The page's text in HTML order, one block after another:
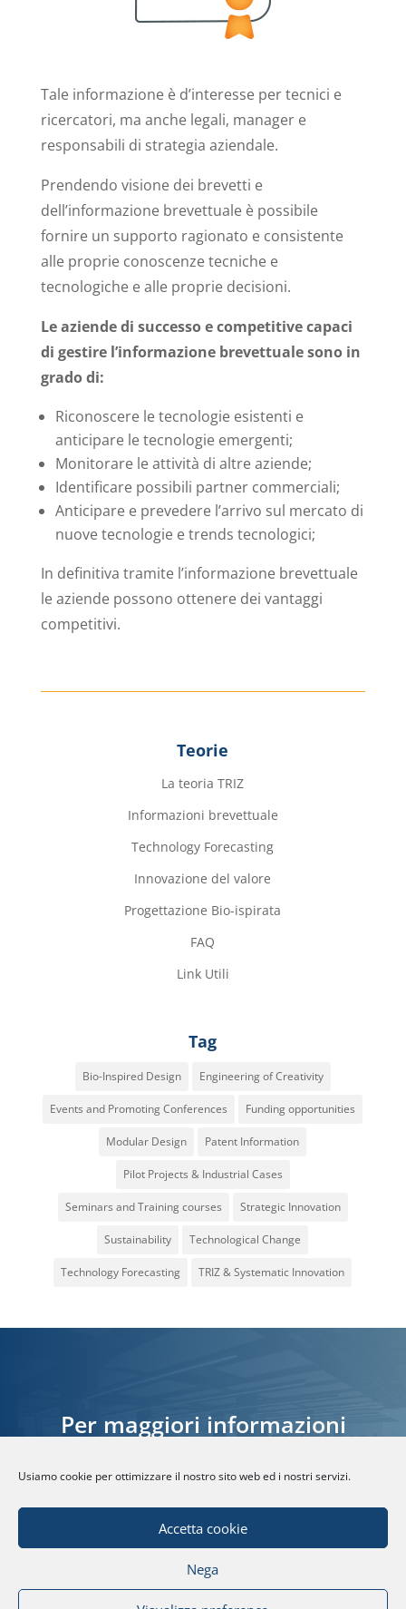
Usiamo cookie per ottimizzare il nostro sito web ed i nostri servizi.
Accetta cookie
Nega
Tale informazione è d’interesse per tecnici e
ricercatori, ma anche legali, manager e
responsabili di strategia aziendale.
Prendendo visione dei brevetti e
dell’informazione brevettuale è possibile
fornire un supporto ragionato e consistente
alle proprie conoscenze tecniche e
tecnologiche e alle proprie decisioni.
Le aziende di successo e competitive capaci
di gestire l’informazione brevettuale sono in
grado di:
Riconoscere le tecnologie esistenti e
anticipare le tecnologie emergenti;
Monitorare le attività di altre aziende;
Identificare possibili partner commerciali;
Anticipare e prevedere l’arrivo sul mercato di
nuove tecnologie e trends tecnologici;
In definitiva tramite l’informazione brevettuale
le aziende possono ottenere dei vantaggi
competitivi.
Teorie
La teoria TRIZ
Informazioni brevettuale
Technology Forecasting
Innovazione del valore
Progettazione Bio-ispirata
FAQ
Link Utili
Tag
Bio-Inspired Design Engineering of Creativity
Events and Promoting Conferences Funding opportunities
Modular Design Patent Information
Pilot Projects & Industrial Cases
Seminars and Training courses Strategic Innovation
Sustainability Technological Change
Technology Forecasting TRIZ & Systematic Innovation
Per maggiori informazioni
© Fondazione Politecnico di Milano | Partita